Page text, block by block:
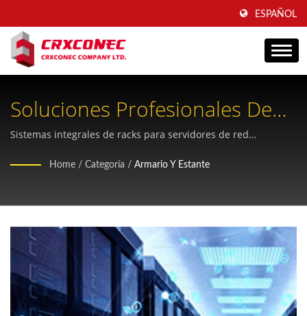
ESPAÑOL
Soluciones Profesionales De
Armarios Y Racks Para Centros
De Datos Modernos
Sistemas integrales de racks para servidores de red
centros de datos y edificios comerciales.
Home / Categoría / Armario Y Estante